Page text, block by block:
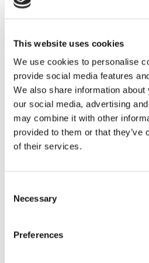
This website uses cookies
We use cookies to personalise
provide social media features
We also share information
our social media, advertising
may combine it with other
provided to them or that they’ve
of their services.
Selection
Necessary
Preferences
frakten